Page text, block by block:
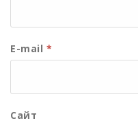
E-mail *
Сайт